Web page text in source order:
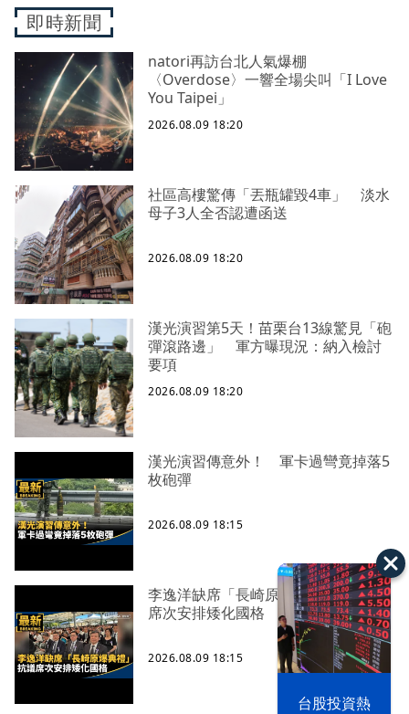
台股投資熱
即時新聞
natori再訪台北人氣爆棚
〈Overdose〉一響全場尖叫「I Love
You Taipei」
2026.08.09 18:20
社區高樓驚傳「丟瓶罐毀4車」 淡水
母子3人全否認遭函送
2026.08.09 18:20
漢光演習第5天！苗栗台13線驚見「砲
彈滾路邊」 軍方曝現況：納入檢討
要項
2026.08.09 18:20
漢光演習傳意外！ 軍卡過彎竟掉落5
枚砲彈
2026.08.09 18:15
李逸洋缺席「長崎原爆典禮」 抗議
席次安排矮化國格
2026.08.09 18:15